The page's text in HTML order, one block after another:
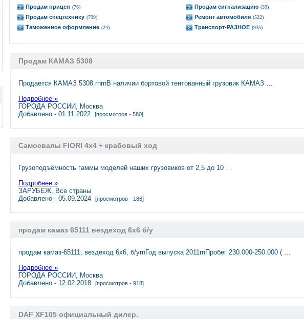
Продам прицеп (76) Продам сигнализацию (39)
Продам спецтехнику (799) Ремонт автомобиля (522)
Таможенное оформление (24) Транспорт-РАЗНОЕ (935)
Продам КАМАЗ 5308
Продается КАМАЗ 5308 rnrnВ наличии бортовой тентованный грузовик КАМАЗ …
Подробнее »
ГОРОДА РОССИИ, Москва
Добавлено - 01.11.2022
[просмотров - 580]
Самосвалы FIORI 4х4 + крабовый ход
Грузоподъёмность гаммы моделей наших грузовиков от 2,5 до 10 …
Подробнее »
ЗАРУБЕЖ, Все страны
Добавлено - 05.09.2024
[просмотров - 186]
продам камаз 65111 вездеход 6х6 б/у
продам камаз-65111, вездеход 6х6, б/уrnГод выпуска 2011rnПробег 230.000-250.000 ( …
Подробнее »
ГОРОДА РОССИИ, Москва
Добавлено - 12.02.2018
[просмотров - 918]
DAF XF105 официальный дилер.